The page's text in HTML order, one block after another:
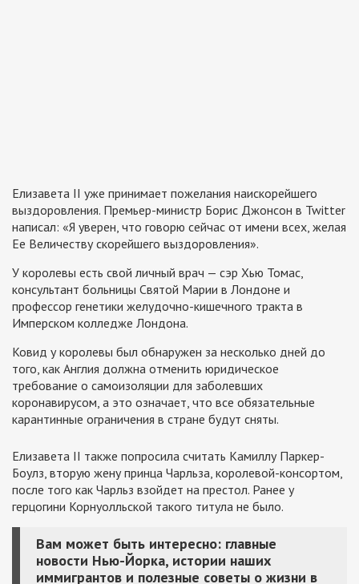
Елизавета II уже принимает пожелания наискорейшего
выздоровления. Премьер-министр Борис Джонсон в Twitter
написал: «Я уверен, что говорю сейчас от имени всех, желая
Ее Величеству скорейшего выздоровления».
У королевы есть свой личный врач — сэр Хью Томас,
консультант больницы Святой Марии в Лондоне и
профессор генетики желудочно-кишечного тракта в
Имперском колледже Лондона.
Ковид у королевы был обнаружен за несколько дней до
того, как Англия должна отменить юридическое
требование о самоизоляции для заболевших
коронавирусом, а это означает, что все обязательные
карантинные ограничения в стране будут сняты.
Елизавета II также попросила считать Камиллу Паркер-
Боулз, вторую жену принца Чарльза, королевой-консортом,
после того как Чарльз взойдет на престол. Ранее у
герцогини Корнуолльской такого титула не было.
Вам может быть интересно: главные
новости Нью-Йорка, истории наших
иммигрантов и полезные советы о жизни в